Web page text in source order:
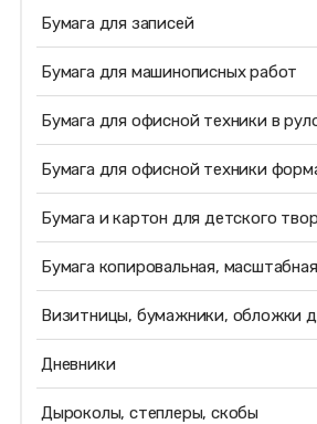
Бумага для записей
Бумага для машинописных работ
Бумага для офисной техники в
Бумага для офисной техники
Бумага и картон для детского
Бумага копировальная,
Визитницы, бумажники, обложки
Дневники
Дыроколы, степлеры, скобы